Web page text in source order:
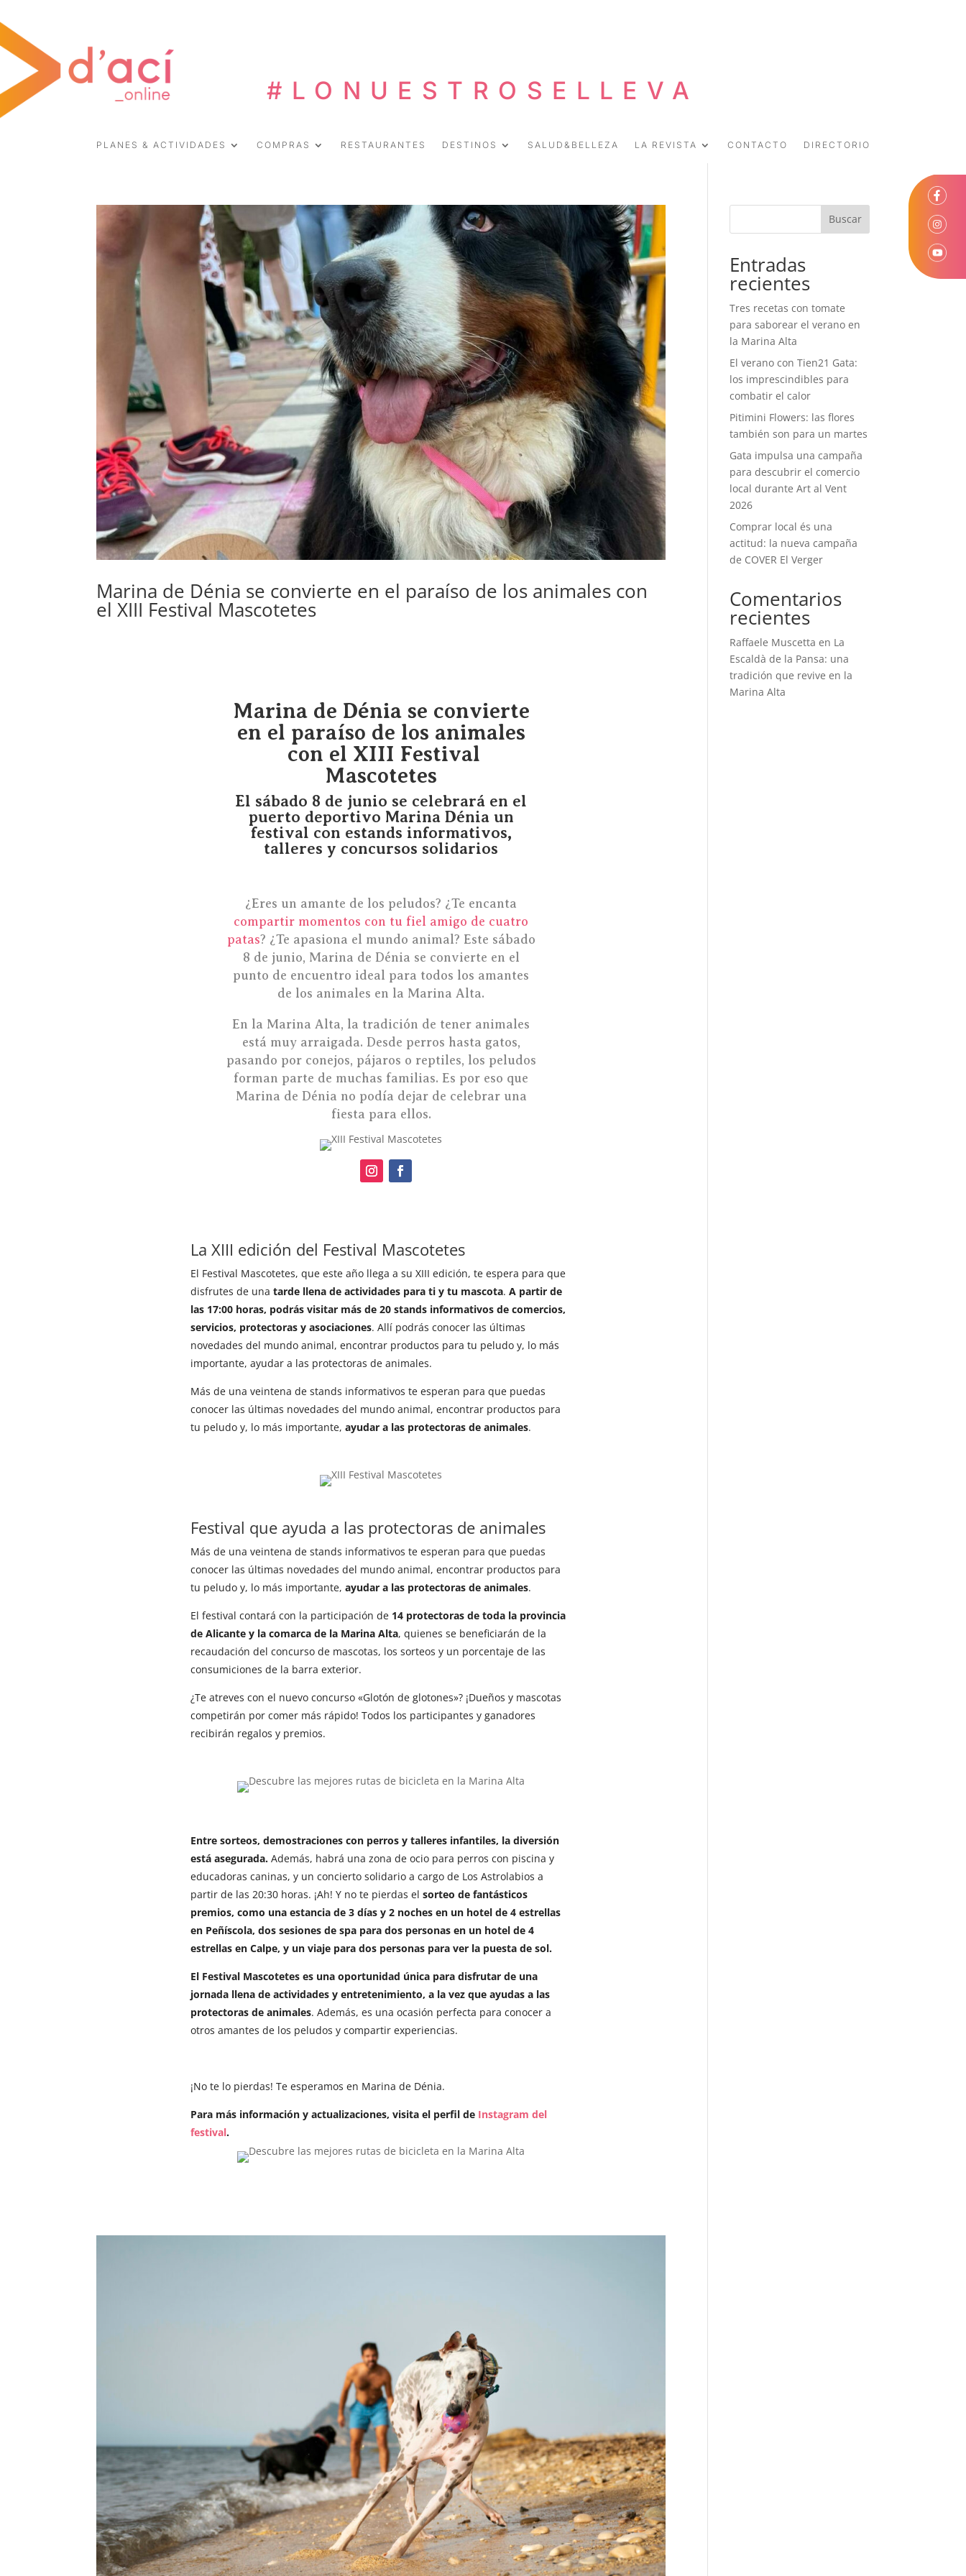
PLANES & ACTIVIDADES COMPRAS RESTAURANTES DESTINOS SALUD&BELLEZA LA REVISTA CONTACTO DIRECTORIO
#LONUESTROSELLEVA
Marina de Dénia se convierte en el paraíso de los animales con
el XIII Festival Mascotetes
Marina de Dénia se convierte
en el paraíso de los animales
con el XIII Festival
Mascotetes
El sábado 8 de junio se celebrará en el
puerto deportivo Marina Dénia un
festival con estands informativos,
talleres y concursos solidarios
¿Eres un amante de los peludos? ¿Te encanta
compartir momentos con tu fiel amigo de cuatro
patas? ¿Te apasiona el mundo animal? Este sábado
8 de junio, Marina de Dénia se convierte en el
punto de encuentro ideal para todos los amantes
de los animales en la Marina Alta.
En la Marina Alta, la tradición de tener animales
está muy arraigada. Desde perros hasta gatos,
pasando por conejos, pájaros o reptiles, los peludos
forman parte de muchas familias. Es por eso que
Marina de Dénia no podía dejar de celebrar una
fiesta para ellos.
La XIII edición del Festival Mascotetes
El Festival Mascotetes, que este año llega a su XIII edición, te espera para que
disfrutes de unatarde llena de actividades para ti y tu mascota.A partir de
las 17:00 horas, podrás visitar más de 20 stands informativos de comercios,
servicios, protectoras y asociaciones. Allí podrás conocer las últimas
novedades del mundo animal, encontrar productos para tu peludo y, lo más
importante, ayudar a las protectoras de animales.
Más de una veintena de stands informativos te esperan para que puedas
conocer las últimas novedades del mundo animal, encontrar productos para
tu peludo y, lo más importante,ayudar a las protectoras de animales.
Festival que ayuda a las protectoras de animales
Más de una veintena de stands informativos te esperan para que puedas
conocer las últimas novedades del mundo animal, encontrar productos para
tu peludo y, lo más importante,ayudar a las protectoras de animales.
El festival contará con la participación de 14 protectoras de toda la provincia
de Alicante y la comarca de la Marina Alta, quienes se beneficiarán de la
recaudación del concurso de mascotas, los sorteos y un porcentaje de las
consumiciones de la barra exterior.
¿Te atreves con el nuevo concurso «Glotón de glotones»? ¡Dueños y mascotas
competirán por comer más rápido! Todos los participantes y ganadores
recibirán regalos y premios.
Entre sorteos, demostraciones con perros y talleres infantiles, la diversión
está asegurada. Además, habrá una zona de ocio para perros con piscina y
educadoras caninas, y un concierto solidario a cargo de Los Astrolabios a
partir de las 20:30 horas. ¡Ah! Y no te pierdas elsorteo de fantásticos
premios, como una estancia de 3 días y 2 noches en un hotel de 4 estrellas
en Peñíscola, dos sesiones de spa para dos personas en un hotel de 4
estrellas en Calpe, y un viaje para dos personas para ver la puesta de sol.
El Festival Mascotetes es una oportunidad única para disfrutar de una
jornada llena de actividades y entretenimiento, a la vez que ayudas a las
protectoras de animales. Además, es una ocasión perfecta para conocer a
otros amantes de los peludos y compartir experiencias.
¡No te lo pierdas! Te esperamos en Marina de Dénia.
Para más información y actualizaciones, visita el perfil de Instagram del
festival.
Buscar
Entradas
recientes
Tres recetas con tomate
para saborear el verano en
la Marina Alta
El verano con Tien21 Gata:
los imprescindibles para
combatir el calor
Pitimini Flowers: las flores
también son para un martes
Gata impulsa una campaña
para descubrir el comercio
local durante Art al Vent
2026
Comprar local és una
actitud: la nueva campaña
de COVER El Verger
Comentarios
recientes
Raffaele Muscetta en La
Escaldà de la Pansa: una
tradición que revive en la
Marina Alta